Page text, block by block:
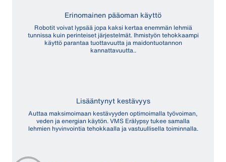
Erinomainen pääoman käyttö
Robotit voivat lypsää jopa kaksi kertaa enemmän lehmiä
tunnissa kuin perinteiset järjestelmät. Ihmistyön tehokkaampi
käyttö parantaa tuottavuutta ja maidontuotannon
kannattavuutta..
Lisääntynyt kestävyys
Auttaa maksimoimaan kestävyyden optimoimalla työvoiman,
veden ja energian käytön. VMS Erälypsy tukee samalla
lehmien hyvinvointia tehokkaalla ja vastuullisella toiminnalla.